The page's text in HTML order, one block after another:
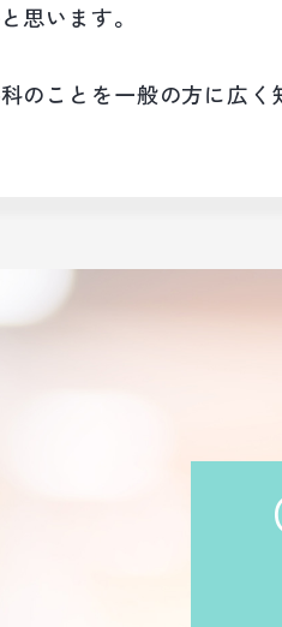
思います。
のことを一般の方に広く